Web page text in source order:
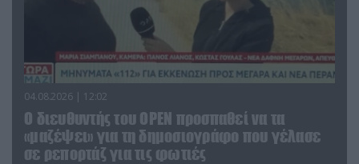
04.08.2026 | 12:02
O διευθυντής του OPEN προσπαθεί να τα
«μαζέψει» για τη δημοσιογράφο που γέλασε
σε ρεπορτάζ για τις φωτιές